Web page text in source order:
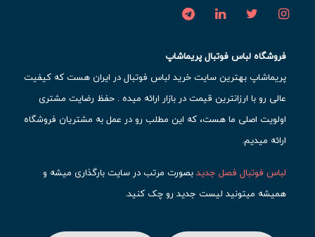
فروشگاه لباس فوتبال پریماشاپ
پریماشاپ بهترین سایت خرید لباس فوتبال در ایران هست که کیفیت
عالی رو با ارزانترین قیمت در بازار ارائه میده . حفظ رضایت مشتری
اولویت اصلی ما هست، که این مطلب رو در عمل به مشتریان فروشگاه
ارائه میدیم.
لباس فوتبال فصل جدیدبصورت مرتب در سایت بارگذاری میشه و
همیشه میتونید لیست جدید رو چک کنید.